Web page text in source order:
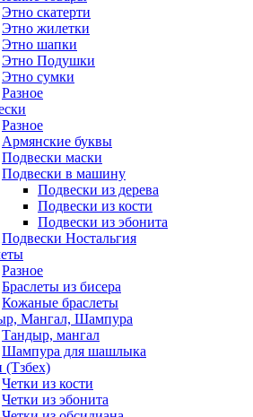
Этно скатерти
Этно жилетки
Этно шапки
Этно Подушки
Этно сумки
Разное
Разное
Армянские буквы
Подвески маски
Подвески в машину
Подвески из дерева
Подвески из кости
Подвески из эбонита
Подвески Ностальгия
Разное
Браслеты из бисера
Кожаные браслеты
Мангал, Шампура
Тандыр, мангал
Шампура для шашлыка
(Тзбех)
Четки из кости
Четки из эбонита